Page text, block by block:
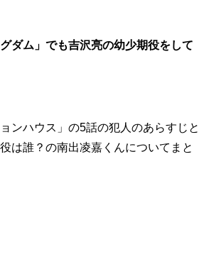
ダム」でも吉沢亮の幼少期役をして
ンハウス」の5話の犯人のあらすじと
は誰？の南出凌嘉くんについてまと